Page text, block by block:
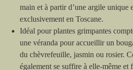
main et à partir d’une argile unique
exclusivement en Toscane.
Idéal pour plantes grimpantes
une véranda pour accueillir un
du chèvrefeuille, jasmin ou rosier.
également se suffire à elle-même et